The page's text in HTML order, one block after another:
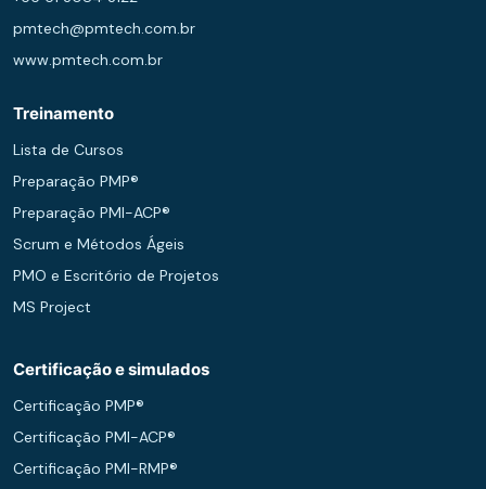
pmtech@pmtech.com.br
www.pmtech.com.br
Treinamento
Lista de Cursos
Preparação PMP®
Preparação PMI-ACP®
Scrum e Métodos Ágeis
PMO e Escritório de Projetos
MS Project
Certificação e simulados
Certificação PMP®
Certificação PMI-ACP®
Certificação PMI-RMP®